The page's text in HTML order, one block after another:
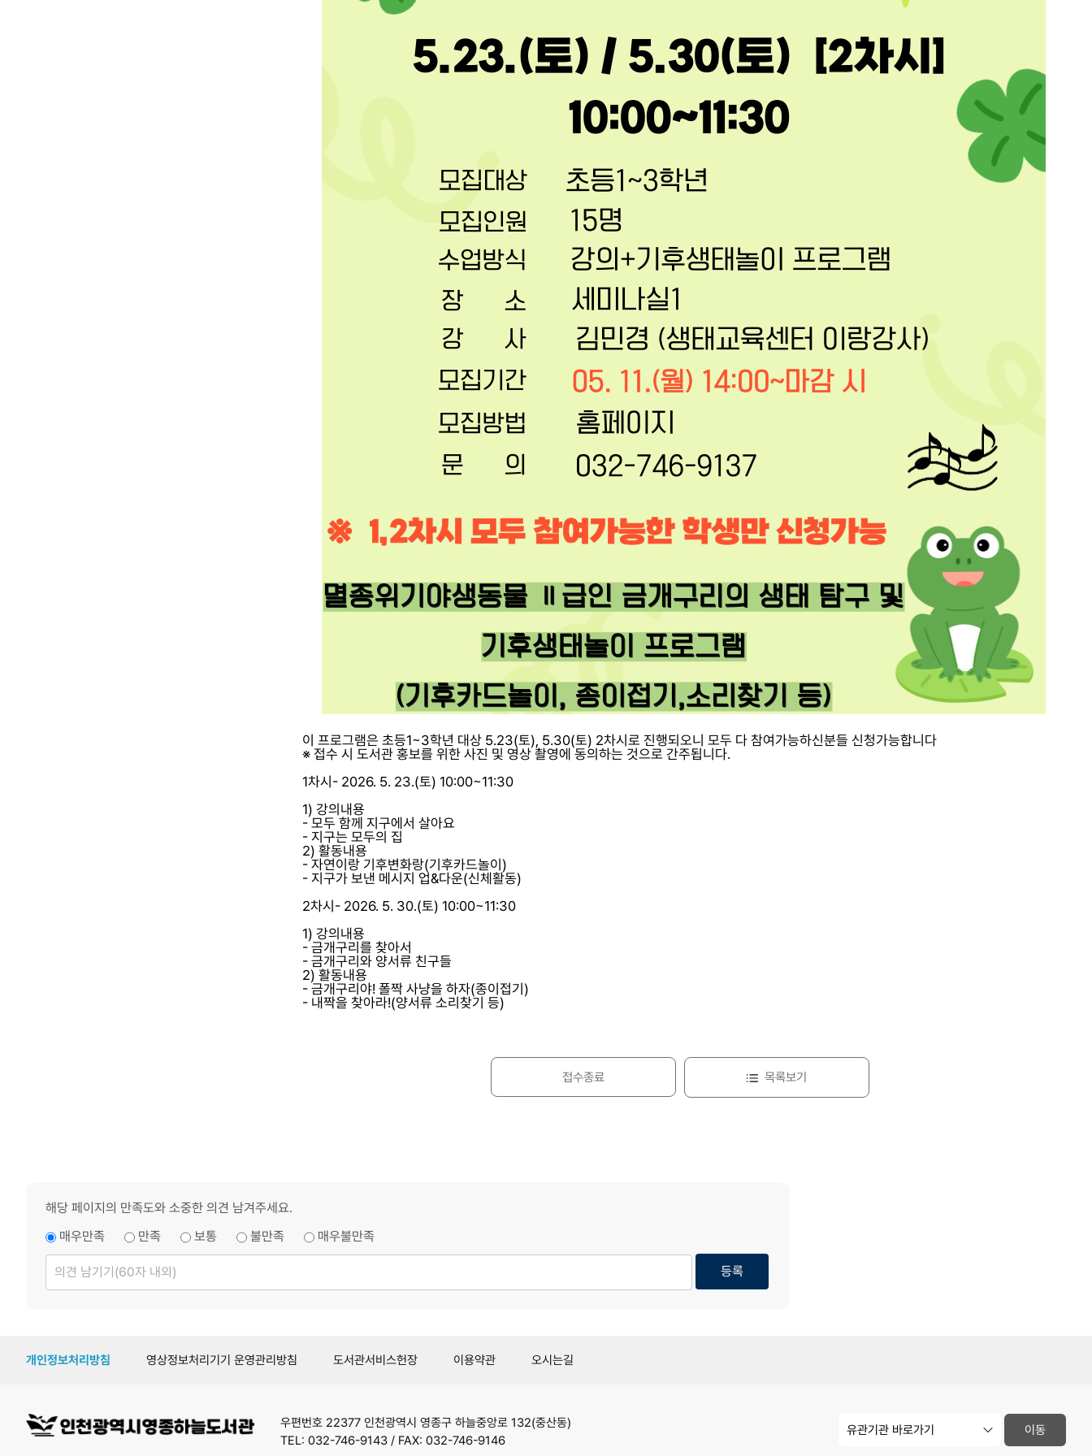
이 프로그램은 초등1~3학년 대상 5.23(토), 5.30(토) 2차시로 진행되오니 모두 다 참여가능하신분들 신청가능합니다
※ 접수 시 도서관 홍보를 위한 사진 및 영상 촬영에 동의하는 것으로 간주됩니다.
1차시- 2026. 5. 23.(토) 10:00~11:30
1) 강의내용
- 모두 함께 지구에서 살아요
- 지구는 모두의 집
2) 활동내용
- 자연이랑 기후변화랑(기후카드놀이)
- 지구가 보낸 메시지 업&다운(신체활동)
2차시- 2026. 5. 30.(토) 10:00~11:30
1) 강의내용
- 금개구리를 찾아서
- 금개구리와 양서류 친구들
2) 활동내용
- 금개구리야! 폴짝 사냥을 하자(종이접기)
- 내짝을 찾아라!(양서류 소리찾기 등)
접수종료 목록보기
해당 페이지의 만족도와 소중한 의견 남겨주세요.
매우만족
만족 보통 불만족
매우불만족
의
견
남
등록
개인정보처리방침 영상정보처리기기 운영관리방침 도서관서비스헌장 이용약관 오시는길
우편번호 22377 인천광역시 영종구 하늘중앙로 132(중산동)
TEL: 032-746-9143 / FAX: 032-746-9146
관
이동